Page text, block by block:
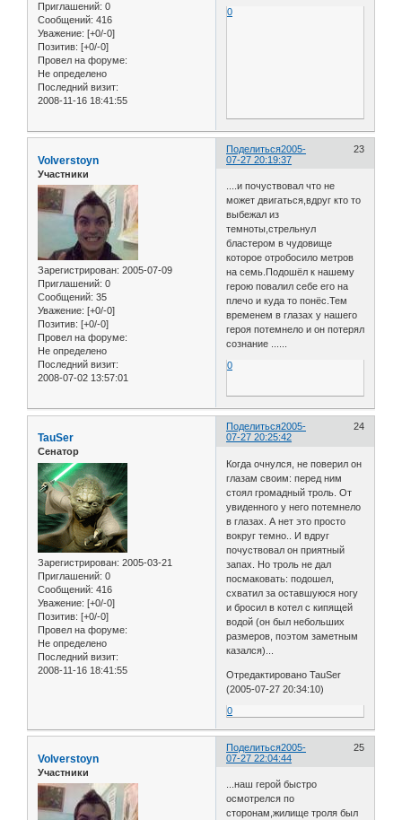
Приглашений: 0
Сообщений: 416
Уважение: [+0/-0]
Позитив: [+0/-0]
Провел на форуме:
Не определено
Последний визит:
2008-11-16 18:41:55
0
Поделиться 23
2005-
07-27 20:19:37
Volverstoyn
Участники
Зарегистрирован: 2005-07-09
Приглашений: 0
Сообщений: 35
Уважение: [+0/-0]
Позитив: [+0/-0]
Провел на форуме:
Не определено
Последний визит:
2008-07-02 13:57:01
....и почуствовал что не
может двигаться,вдруг кто то
выбежал из
темноты,стрельнул
бластером в чудовище
которое отробосило метров
на семь.Подошёл к нашему
герою повалил себе его на
плечо и куда то понёс.Тем
временем в глазах у нашего
героя потемнело и он потерял
сознание ......
0
Поделиться 24
2005-
07-27 20:25:42
TauSer
Сенатор
Зарегистрирован: 2005-03-21
Приглашений: 0
Сообщений: 416
Уважение: [+0/-0]
Позитив: [+0/-0]
Провел на форуме:
Не определено
Последний визит:
2008-11-16 18:41:55
Когда очнулся, не поверил он
глазам своим: перед ним
стоял громадный троль. От
увиденного у него потемнело
в глазах. А нет это просто
вокруг темно.. И вдруг
почуствовал он приятный
запах. Но троль не дал
посмаковать: подошел,
схватил за оставшуюся ногу
и бросил в котел с кипящей
водой (он был небольших
размеров, поэтом заметным
казался)...
Отредактировано TauSer
(2005-07-27 20:34:10)
0
Поделиться 25
2005-
07-27 22:04:44
Volverstoyn
Участники
...наш герой быстро
осмотрелся по
сторонам,жилище троля был